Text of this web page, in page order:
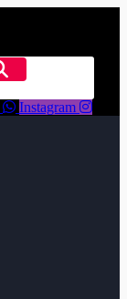
Instagram